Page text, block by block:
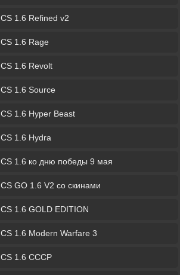
CS 1.6 Refined v2
CS 1.6 Rage
CS 1.6 Revolt
CS 1.6 Source
CS 1.6 Hyper Beast
CS 1.6 Hydra
CS 1.6 ко дню победы 9 мая
CS GO 1.6 V2 со скинами
CS 1.6 GOLD EDITION
CS 1.6 Modern Warfare 3
CS 1.6 СССР